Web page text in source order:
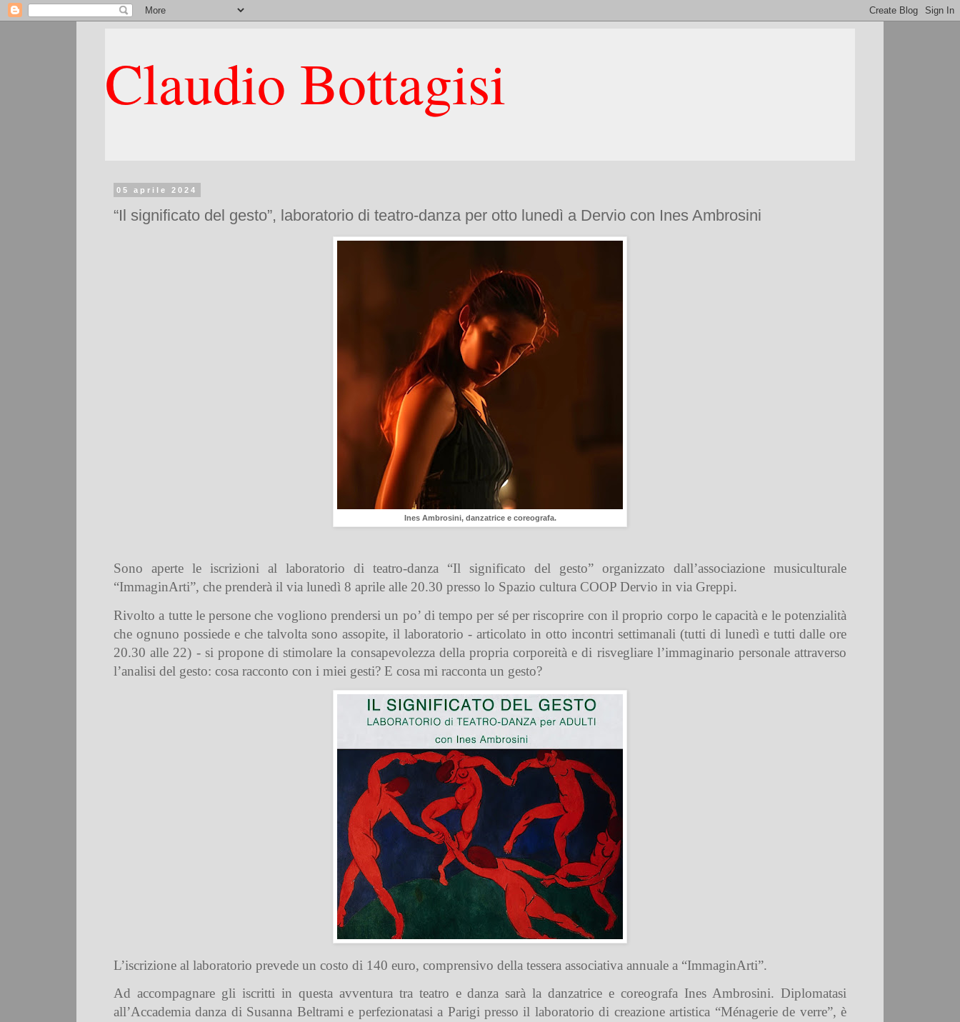
Claudio Bottagisi
05 aprile 2024
“Il significato del gesto”, laboratorio di teatro-danza per otto lunedì a Dervio con Ines Ambrosini
Ines Ambrosini, danzatrice e coreografa.
Sono aperte le iscrizioni al laboratorio di teatro-danza “Il significato del gesto” organizzato dall’associazione musiculturale
“ImmaginArti”, che prenderà il via lunedì 8 aprile alle 20.30 presso lo Spazio cultura COOP Dervio in via Greppi.
Rivolto a tutte le persone che vogliono prendersi un po’ di tempo per sé per riscoprire con il proprio corpo le capacità e le potenzialità
che ognuno possiede e che talvolta sono assopite, il laboratorio - articolato in otto incontri settimanali (tutti di lunedì e tutti dalle ore
20.30 alle 22) - si propone di stimolare la consapevolezza della propria corporeità e di risvegliare l’immaginario personale attraverso
l’analisi del gesto: cosa racconto con i miei gesti? E cosa mi racconta un gesto?
L’iscrizione al laboratorio prevede un costo di 140 euro, comprensivo della tessera associativa annuale a “ImmaginArti”.
Ad accompagnare gli iscritti in questa avventura tra teatro e danza sarà la danzatrice e coreografa Ines Ambrosini. Diplomatasi
all’Accademia danza di Susanna Beltrami e perfezionatasi a Parigi presso il laboratorio di creazione artistica “Ménagerie de verre”, è